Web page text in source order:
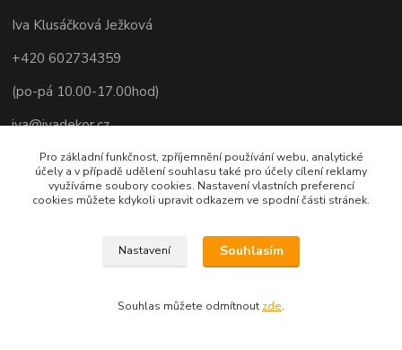
Iva Klusáčková Ježková
+420 602734359
(po-pá 10.00-17.00hod)
iva@ivadekor.cz
Pro základní funkčnost, zpříjemnění používání webu, analytické
účely a v případě udělení souhlasu také pro účely cílení reklamy
využíváme soubory cookies. Nastavení vlastních preferencí
cookies můžete kdykoli upravit odkazem ve spodní části stránek.
Nastavení Souhlasím
Souhlas můžete odmítnout zde.